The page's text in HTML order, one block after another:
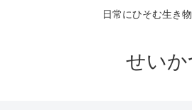
日常にひそむ生き
せいか